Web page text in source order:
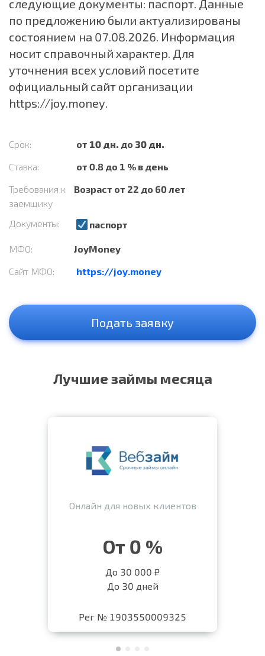
следующие документы: паспорт. Данные
по предложению были актуализированы
состоянием на 07.08.2026. Информация
носит справочный характер. Для
уточнения всех условий посетите
официальный сайт организации
https://joy.money.
Срок: от 10 дн. до 30 дн.
Ставка:
от 0.8 до 1 % в день
Требования к
заемщику
Возраст от 22 до 60 лет
Документы: паспорт
МФО:
JoyMoney
Сайт МФО:
https://joy.money
Подать заявку
Лучшие займы месяца
Онлайн для новых клиентов
От 0 %
До 30 000 ₽
До 30 дней
Рег № 1903550009325